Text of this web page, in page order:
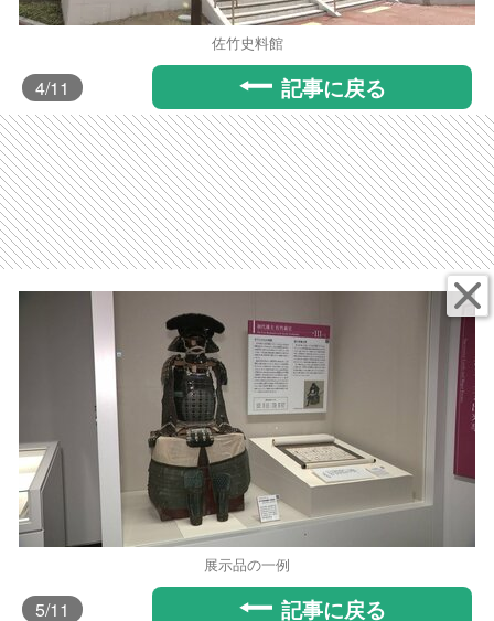
佐竹史料館
4/11 記事に戻る
展示品の一例
5/11 記事に戻る